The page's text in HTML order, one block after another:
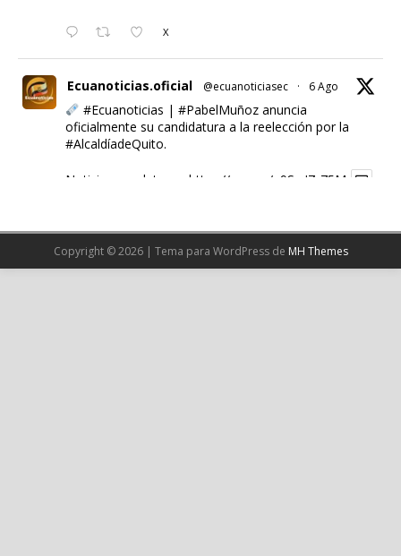
X
Ecuanoticias.oficial @ecuanoticiasec · 6 Ago
#Ecuanoticias | #PabelMuñozanuncia
oficialmente su candidatura a la reelección por la
#AlcaldíadeQuito.
Noticia completa en: https://wp.me/p9SwIZ-75M
Cargar más
Copyright © 2026 | Tema para WordPress de MH Themes